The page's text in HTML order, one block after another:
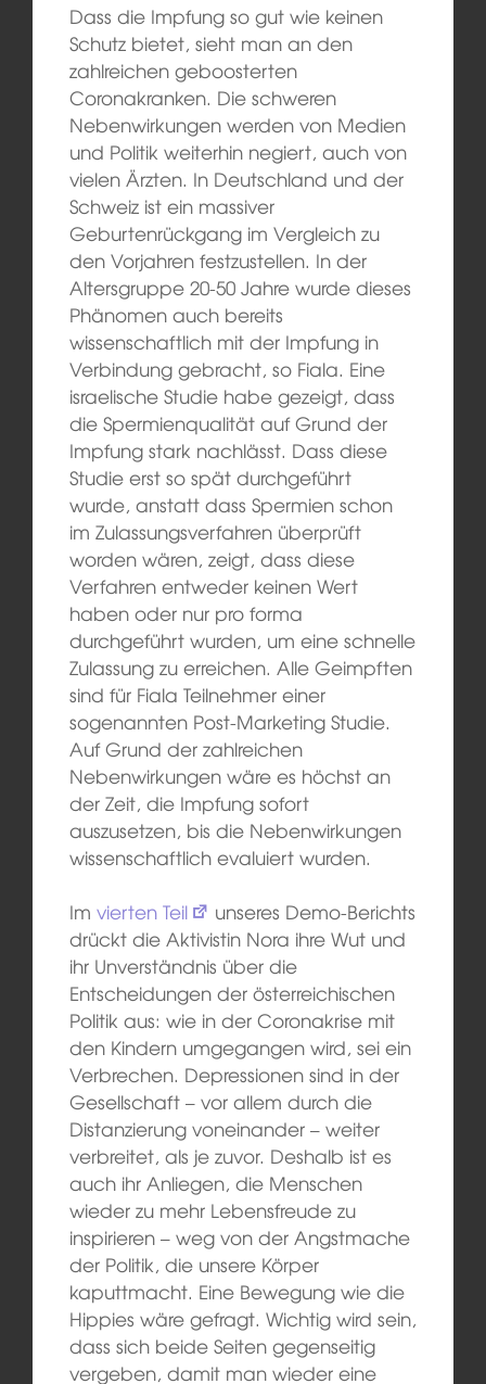
Dass die Impfung so gut wie keinen
Schutz bietet, sieht man an den
zahlreichen geboosterten
Coronakranken. Die schweren
Nebenwirkungen werden von Medien
und Politik weiterhin negiert, auch von
vielen Ärzten. In Deutschland und der
Schweiz ist ein massiver
Geburtenrückgang im Vergleich zu
den Vorjahren festzustellen. In der
Altersgruppe 20-50 Jahre wurde dieses
Phänomen auch bereits
wissenschaftlich mit der Impfung in
Verbindung gebracht, so Fiala. Eine
israelische Studie habe gezeigt, dass
die Spermienqualität auf Grund der
Impfung stark nachlässt. Dass diese
Studie erst so spät durchgeführt
wurde, anstatt dass Spermien schon
im Zulassungsverfahren überprüft
worden wären, zeigt, dass diese
Verfahren entweder keinen Wert
haben oder nur pro forma
durchgeführt wurden, um eine schnelle
Zulassung zu erreichen. Alle Geimpften
sind für Fiala Teilnehmer einer
sogenannten Post-Marketing Studie.
Auf Grund der zahlreichen
Nebenwirkungen wäre es höchst an
der Zeit, die Impfung sofort
auszusetzen, bis die Nebenwirkungen
wissenschaftlich evaluiert wurden.
Im vierten Teil
unseres Demo-Berichts
drückt die Aktivistin Nora ihre Wut und
ihr Unverständnis über die
Entscheidungen der österreichischen
Politik aus: wie in der Coronakrise mit
den Kindern umgegangen wird, sei ein
Verbrechen. Depressionen sind in der
Gesellschaft – vor allem durch die
Distanzierung voneinander – weiter
verbreitet, als je zuvor. Deshalb ist es
auch ihr Anliegen, die Menschen
wieder zu mehr Lebensfreude zu
inspirieren – weg von der Angstmache
der Politik, die unsere Körper
kaputtmacht. Eine Bewegung wie die
Hippies wäre gefragt. Wichtig wird sein,
dass sich beide Seiten gegenseitig
vergeben, damit man wieder eine